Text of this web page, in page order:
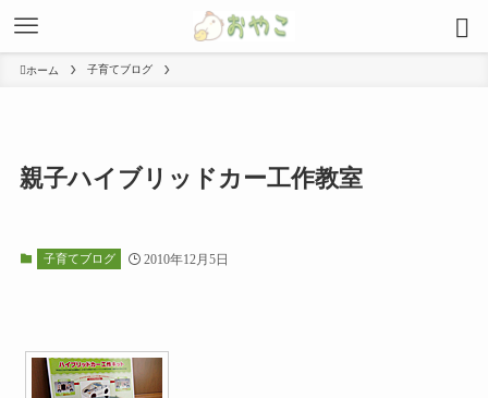
ホーム 子育てブログ
親子ハイブリッドカー工作教室
子育てブログ 2010年12月5日